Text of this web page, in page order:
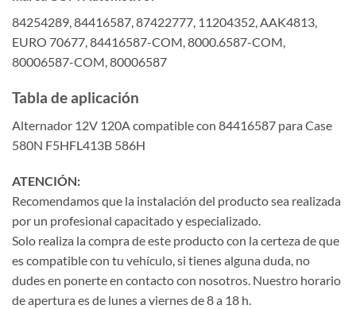
84254289, 84416587, 87422777, 11204352, AAK4813,
EURO 70677, 84416587-COM, 8000.6587-COM,
80006587-COM, 80006587
Tabla de aplicación
Alternador 12V 120A compatible con 84416587 para Case
580N F5HFL413B 586H
ATENCIÓN:
Recomendamos que la instalación del producto sea realizada
por un profesional capacitado y especializado.
Solo realiza la compra de este producto con la certeza de que
es compatible con tu vehículo, si tienes alguna duda, no
dudes en ponerte en contacto con nosotros. Nuestro horario
de apertura es de lunes a viernes de 8 a 18 h.